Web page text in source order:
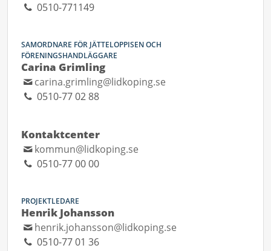
0510-771149
SAMORDNARE FÖR JÄTTELOPPISEN OCH
FÖRENINGSHANDLÄGGARE
Carina Grimling
carina.grimling@lidkoping.se
0510-77 02 88
Kontaktcenter
kommun@lidkoping.se
0510-77 00 00
PROJEKTLEDARE
Henrik Johansson
henrik.johansson@lidkoping.se
0510-77 01 36